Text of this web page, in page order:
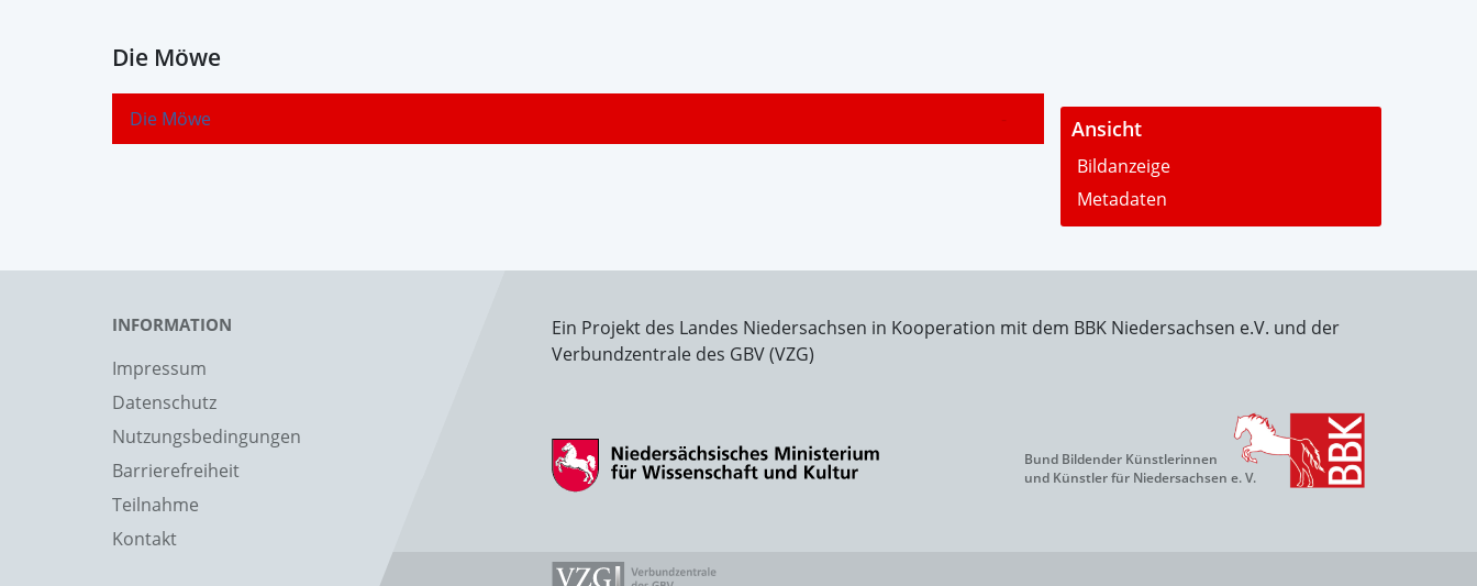
Die Möwe
Die Möwe - Ansicht
Bildanzeige
Metadaten
INFORMATION
Impressum
Datenschutz
Nutzungsbedingungen
Barrierefreiheit
Teilnahme
Kontakt
Ein Projekt des Landes Niedersachsen in Kooperation mit dem BBK Niedersachsen e.V. und der
Verbundzentrale des GBV (VZG)
Bund Bildender Künstlerinnen
und Künstler für Niedersachsen e. V.